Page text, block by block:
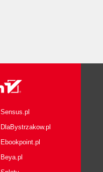
Sensus.pl
DlaBystrzakow.pl
Ebookpoint.pl
Beya.pl